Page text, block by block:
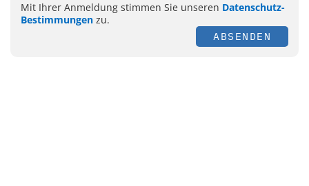
Mit Ihrer Anmeldung stimmen Sie unseren Datenschutz-
Bestimmungen zu.
ABSENDEN